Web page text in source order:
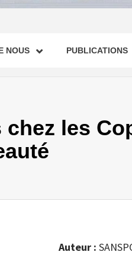
NOUS PUBLICATIONS
les
Auteur :